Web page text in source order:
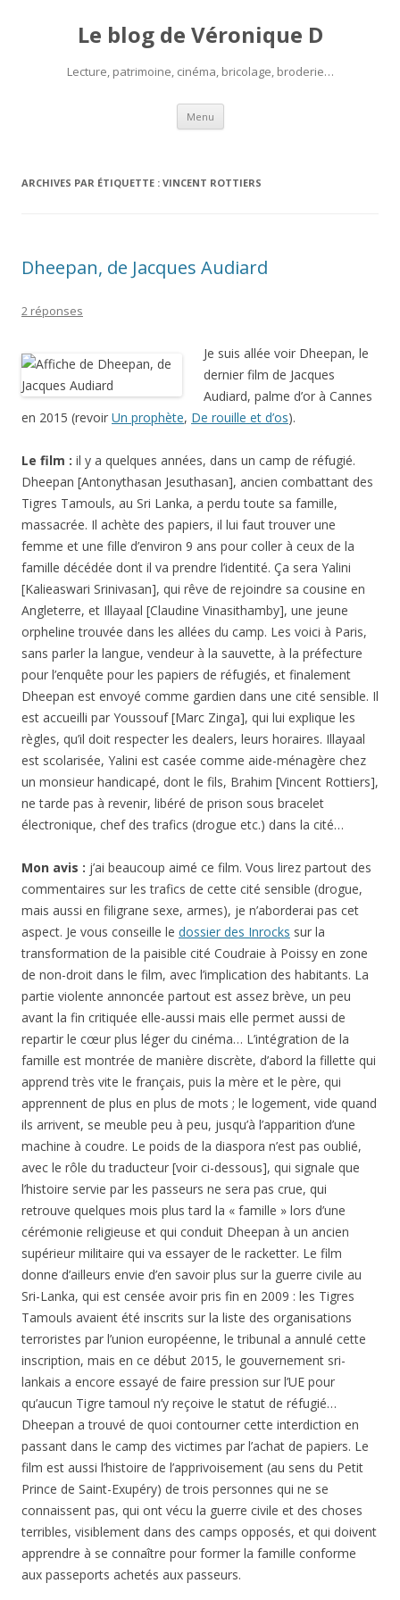
Le blog de Véronique D
Lecture, patrimoine, cinéma, bricolage, broderie…
Menu Aller
contenu
ARCHIVES PAR ÉTIQUETTE : VINCENT ROTTIERS
Dheepan, de Jacques Audiard
2 réponses
Je suis allée voir Dheepan, le
dernier film de Jacques
Audiard, palme d’or à Cannes
en 2015 (revoir Un prophète, De rouille et d’os).
Le film : il y a quelques années, dans un camp de réfugié.
Dheepan [Antonythasan Jesuthasan], ancien combattant des
Tigres Tamouls, au Sri Lanka, a perdu toute sa famille,
massacrée. Il achète des papiers, il lui faut trouver une
femme et une fille d’environ 9 ans pour coller à ceux de la
famille décédée dont il va prendre l’identité. Ça sera Yalini
[Kalieaswari Srinivasan], qui rêve de rejoindre sa cousine en
Angleterre, et Illayaal [Claudine Vinasithamby], une jeune
orpheline trouvée dans les allées du camp. Les voici à Paris,
sans parler la langue, vendeur à la sauvette, à la préfecture
pour l’enquête pour les papiers de réfugiés, et finalement
Dheepan est envoyé comme gardien dans une cité sensible. Il
est accueilli par Youssouf [Marc Zinga], qui lui explique les
règles, qu’il doit respecter les dealers, leurs horaires. Illayaal
est scolarisée, Yalini est casée comme aide-ménagère chez
un monsieur handicapé, dont le fils, Brahim [Vincent Rottiers],
ne tarde pas à revenir, libéré de prison sous bracelet
électronique, chef des trafics (drogue etc.) dans la cité…
Mon avis : j’ai beaucoup aimé ce film. Vous lirez partout des
commentaires sur les trafics de cette cité sensible (drogue,
mais aussi en filigrane sexe, armes), je n’aborderai pas cet
aspect. Je vous conseille le dossier des Inrocks sur la
transformation de la paisible cité Coudraie à Poissy en zone
de non-droit dans le film, avec l’implication des habitants. La
partie violente annoncée partout est assez brève, un peu
avant la fin critiquée elle-aussi mais elle permet aussi de
repartir le cœur plus léger du cinéma… L’intégration de la
famille est montrée de manière discrète, d’abord la fillette qui
apprend très vite le français, puis la mère et le père, qui
apprennent de plus en plus de mots ; le logement, vide quand
ils arrivent, se meuble peu à peu, jusqu’à l’apparition d’une
machine à coudre. Le poids de la diaspora n’est pas oublié,
avec le rôle du traducteur [voir ci-dessous], qui signale que
l’histoire servie par les passeurs ne sera pas crue, qui
retrouve quelques mois plus tard la « famille » lors d’une
cérémonie religieuse et qui conduit Dheepan à un ancien
supérieur militaire qui va essayer de le racketter. Le film
donne d’ailleurs envie d’en savoir plus sur la guerre civile au
Sri-Lanka, qui est censée avoir pris fin en 2009 : les Tigres
Tamouls avaient été inscrits sur la liste des organisations
terroristes par l’union européenne, le tribunal a annulé cette
inscription, mais en ce début 2015, le gouvernement sri-
lankais a encore essayé de faire pression sur l’UE pour
qu’aucun Tigre tamoul n’y reçoive le statut de réfugié…
Dheepan a trouvé de quoi contourner cette interdiction en
passant dans le camp des victimes par l’achat de papiers. Le
film est aussi l’histoire de l’apprivoisement (au sens du Petit
Prince de Saint-Exupéry) de trois personnes qui ne se
connaissent pas, qui ont vécu la guerre civile et des choses
terribles, visiblement dans des camps opposés, et qui doivent
apprendre à se connaître pour former la famille conforme
aux passeports achetés aux passeurs.